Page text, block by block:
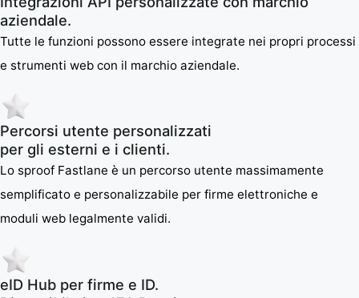
aziendale.
Tutte le funzioni possono essere integrate nei propri processi
e strumenti web con il marchio aziendale.
Percorsi utente personalizzati
per gli esterni e i clienti.
Lo sproof Fastlane è un percorso utente massimamente
semplificato e personalizzabile per firme elettroniche e
moduli web legalmente validi.
eID Hub per firme e ID.